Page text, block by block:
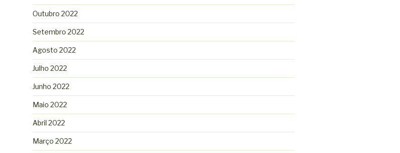
Outubro 2022
Setembro 2022
Agosto 2022
Julho 2022
Junho 2022
Maio 2022
Abril 2022
Março 2022